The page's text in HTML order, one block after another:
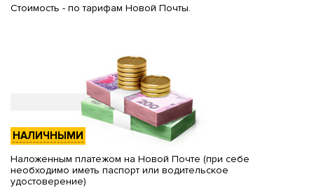
Стоимость - по тарифам Новой Почты.
НАЛИЧНЫМИ
Наложенным платежом на Новой Почте (при себе
необходимо иметь паспорт или водительское
удостоверение)